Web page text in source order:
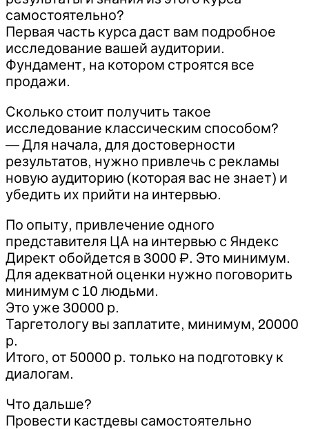
самостоятельно?
Первая часть курса даст вам подробное
исследование вашей аудитории.
Фундамент, на котором строятся все
продажи.
Сколько стоит получить такое
исследование классическим способом?
— Для начала, для достоверности
результатов, нужно привлечь с рекламы
новую аудиторию (которая вас не знает) и
убедить их прийти на интервью.
По опыту, привлечение одного
представителя ЦА на интервью с Яндекс
Директ обойдется в 3000 ₽. Это минимум.
Для адекватной оценки нужно поговорить
минимум с 10 людьми.
Это уже 30000 р.
Таргетологу вы заплатите, минимум, 20000
р.
Итого, от 50000 р. только на подготовку к
диалогам.
Что дальше?
Провести кастдевы самостоятельно